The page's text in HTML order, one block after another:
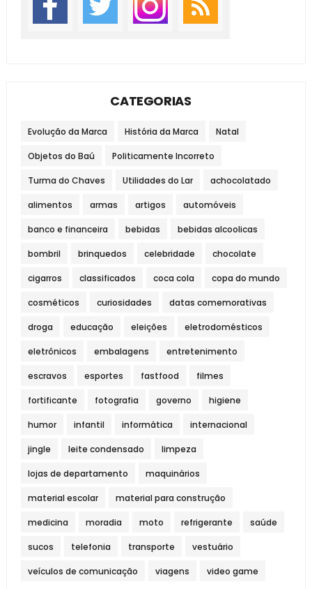
CATEGORIAS
Evolução da Marca História da Marca Natal
Objetos do Baú Politicamente Incorreto
Turma do Chaves Utilidades do Lar achocolatado
alimentos armas artigos automóveis
banco e financeira bebidas bebidas alcoolicas
bombril brinquedos celebridade chocolate
cigarros classificados coca cola copa do mundo
cosméticos curiosidades datas comemorativas
droga educação eleições eletrodomésticos
eletrônicos embalagens entretenimento
escravos esportes fastfood filmes
fortificante fotografia governo higiene
humor infantil informática internacional
jingle leite condensado limpeza
lojas de departamento maquinários
material escolar material para construção
medicina moradia moto refrigerante saúde
sucos telefonia transporte vestuário
veículos de comunicação viagens video game